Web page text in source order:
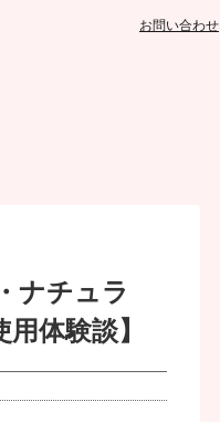
お問い合わせ
ナチュラ
体験談】